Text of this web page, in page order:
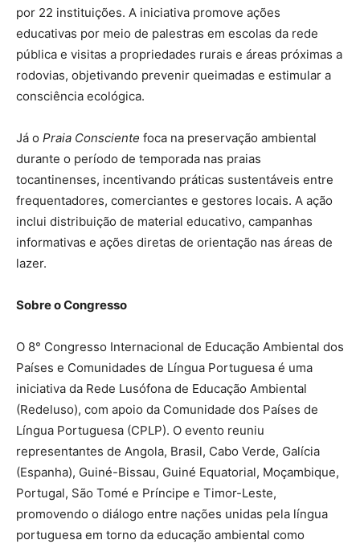
por 22 instituições. A iniciativa promove ações
educativas por meio de palestras em escolas da rede
pública e visitas a propriedades rurais e áreas próximas a
rodovias, objetivando prevenir queimadas e estimular a
consciência ecológica.
Já o Praia Consciente foca na preservação ambiental
durante o período de temporada nas praias
tocantinenses, incentivando práticas sustentáveis entre
frequentadores, comerciantes e gestores locais. A ação
inclui distribuição de material educativo, campanhas
informativas e ações diretas de orientação nas áreas de
lazer.
Sobre o Congresso
O 8° Congresso Internacional de Educação Ambiental dos
Países e Comunidades de Língua Portuguesa é uma
iniciativa da Rede Lusófona de Educação Ambiental
(Redeluso), com apoio da Comunidade dos Países de
Língua Portuguesa (CPLP). O evento reuniu
representantes de Angola, Brasil, Cabo Verde, Galícia
(Espanha), Guiné-Bissau, Guiné Equatorial, Moçambique,
Portugal, São Tomé e Príncipe e Timor-Leste,
promovendo o diálogo entre nações unidas pela língua
portuguesa em torno da educação ambiental como